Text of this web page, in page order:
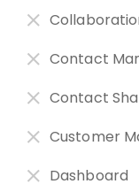
Contact
Contact
Customer
Dashboard